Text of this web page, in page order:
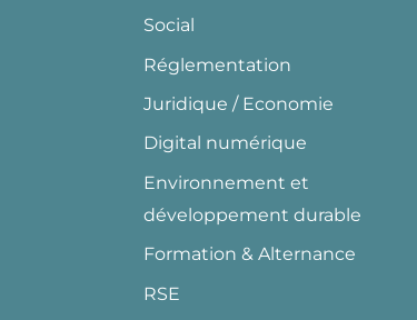
Social
Réglementation
Juridique / Economie
Digital numérique
Environnement et
développement durable
Formation & Alternance
RSE